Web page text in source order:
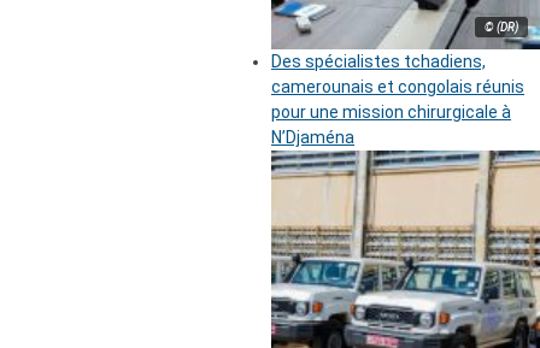
© (DR)
Des spécialistes tchadiens,
camerounais et congolais réunis
pour une mission chirurgicale à
N’Djaména